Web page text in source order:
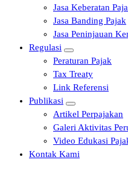
Jasa Keberatan
Jasa Banding Pajak
Jasa Peninjauan
Regulasi
Peraturan Pajak
Tax Treaty
Link Referensi
Publikasi
Artikel Perpajakan
Galeri Aktivitas
Video Edukasi
Kontak Kami